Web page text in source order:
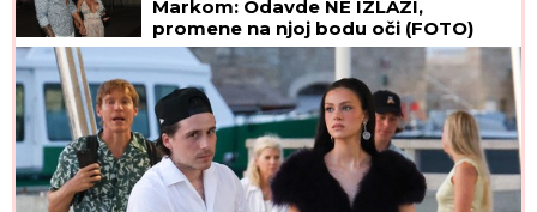
Markom: Odavde NE IZLAZI,
promene na njoj bodu oči (FOTO)